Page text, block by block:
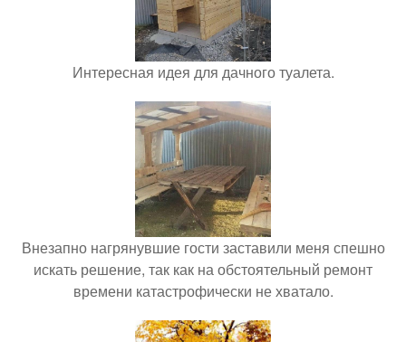
Интересная идея для дачного туалета.
Внезапно нагрянувшие гости заставили меня спешно
искать решение, так как на обстоятельный ремонт
времени катастрофически не хватало.